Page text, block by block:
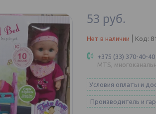
53 руб.
Нет в наличии Код:
+375 (33) 370-40-40
MTS,
Условия оплаты и
Производитель и